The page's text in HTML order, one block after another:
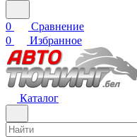
0
Сравнение
0
Избранное
Каталог